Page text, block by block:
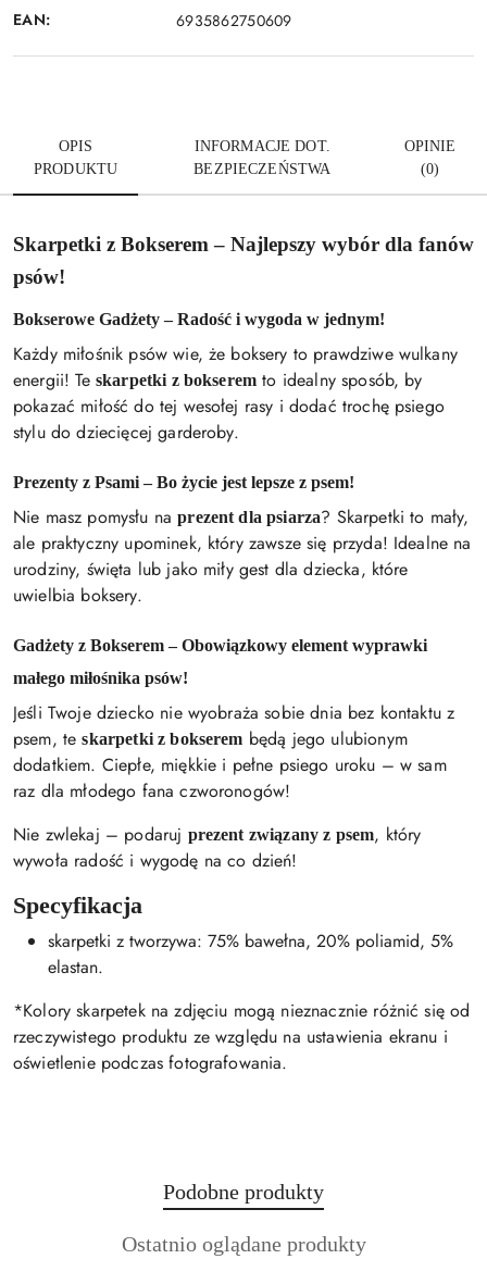
EAN: 6935862750609
OPIS
PRODUKTU
INFORMACJE DOT.
BEZPIECZEŃSTWA
OPINIE
(0)
Skarpetki z Bokserem – Najlepszy wybór dla fanów
psów!
Bokserowe Gadżety – Radość i wygoda w jednym!
Każdy miłośnik psów wie, że boksery to prawdziwe wulkany
energii! Te skarpetki z bokserem to idealny sposób, by
pokazać miłość do tej wesołej rasy i dodać trochę psiego
stylu do dziecięcej garderoby.
Prezenty z Psami – Bo życie jest lepsze z psem!
Nie masz pomysłu naprezent dla psiarza? Skarpetki to mały,
ale praktyczny upominek, który zawsze się przyda! Idealne na
urodziny, święta lub jako miły gest dla dziecka, które
uwielbia boksery.
Gadżety z Bokserem – Obowiązkowy element wyprawki
małego miłośnika psów!
Jeśli Twoje dziecko nie wyobraża sobie dnia bez kontaktu z
psem, teskarpetki z bokserem będą jego ulubionym
dodatkiem. Ciepłe, miękkie i pełne psiego uroku – w sam
raz dla młodego fana czworonogów!
Nie zwlekaj – podaruj prezent związany z psem, który
wywoła radość i wygodę na co dzień!
Specyfikacja
skarpetki z tworzywa: 75% bawełna, 20% poliamid, 5%
elastan.
*Kolory skarpetek na zdjęciu mogą nieznacznie różnić się od
rzeczywistego produktu ze względu na ustawienia ekranu i
oświetlenie podczas fotografowania.
Pomiń karuzelę produktów
Produkty
o
statusie:
Podobne produkty
Produkty
Ostatnio oglądane produkty